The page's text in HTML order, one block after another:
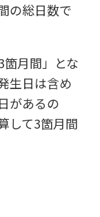
の総日数で
月間」とな
生日は含め
があるの
して3箇月間